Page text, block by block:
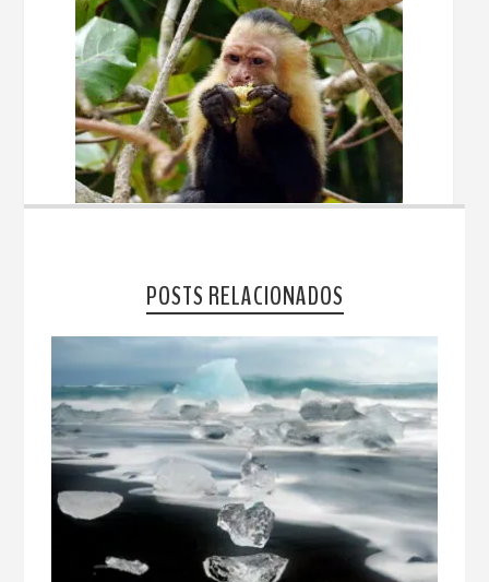
POSTS RELACIONADOS